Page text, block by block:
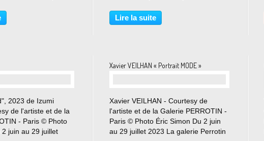
spécifiquement au
perdue. Manipulant
communistes, un mécanisme
complexe fut mis en place à des fins
Lire la suite
2023 de Izumi
de l'artiste et de la
- Paris © Photo
2 juin au 29 juillet
Xavier VEILHAN « Portrait MODE »
Xavier VEILHAN - Courtesy de
l'artiste et de la Galerie PERROTIN -
Paris © Photo Éric Simon Du 2 juin
au 29 juillet 2023 La galerie Perrotin